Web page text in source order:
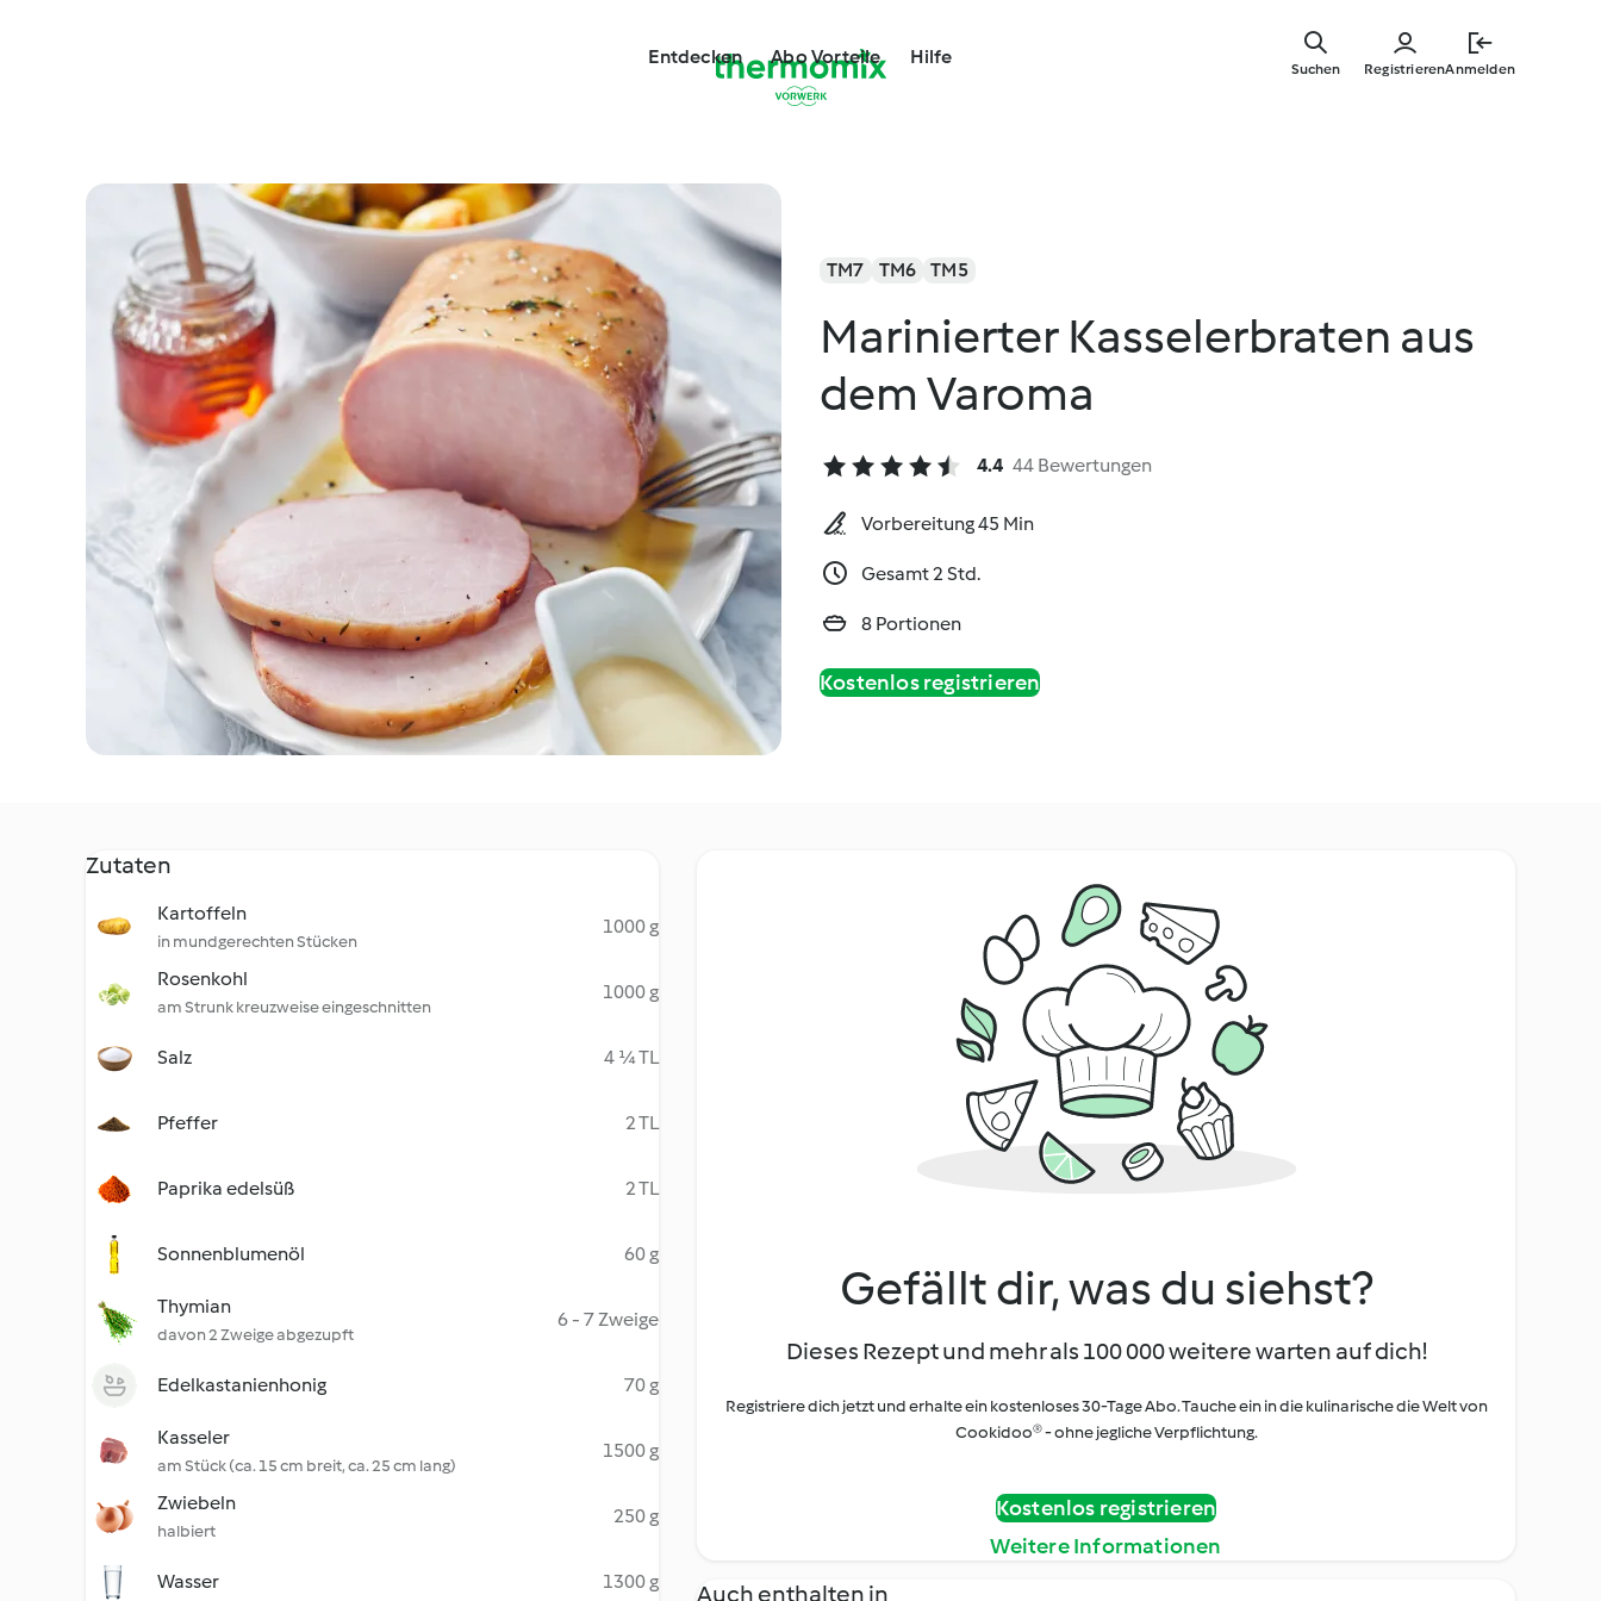
springen
Entdecken Abo Vorteile Hilfe
RegistrierenAnmelden
Suchen
TM7 TM6 TM5
Marinierter Kasselerbraten aus
dem Varoma
4.4 44 Bewertungen
Vorbereitung 45 Min
Gesamt 2 Std.
8 Portionen
Kostenlos registrieren
Zutaten
Kartoffeln
in mundgerechten Stücken
1000 g
Rosenkohl
am Strunk kreuzweise eingeschnitten
1000 g
Salz 4 ¼ TL
Pfeffer 2 TL
Paprika edelsüß 2 TL
Sonnenblumenöl 60 g
Thymian
davon 2 Zweige abgezupft
6 - 7 Zweige
Edelkastanienhonig 70 g
Kasseler
am Stück (ca. 15 cm breit, ca. 25 cm lang)
1500 g
Zwiebeln
halbiert
250 g
Wasser 1300 g
Gefällt dir, was du siehst?
Dieses Rezept und mehr als 100 000 weitere warten auf dich!
Registriere dich jetzt und erhalte ein kostenloses 30-Tage Abo. Tauche ein in die kulinarische die Welt von
Cookidoo® - ohne jegliche Verpflichtung.
Kostenlos registrieren
Weitere Informationen
Auch enthalten in